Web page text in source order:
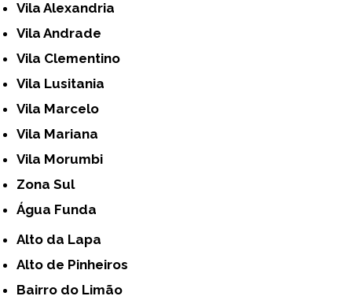
Vila Alexandria
Vila Andrade
Vila Clementino
Vila Lusitania
Vila Marcelo
Vila Mariana
Vila Morumbi
Zona Sul
Água Funda
Alto da Lapa
Alto de Pinheiros
Bairro do Limão